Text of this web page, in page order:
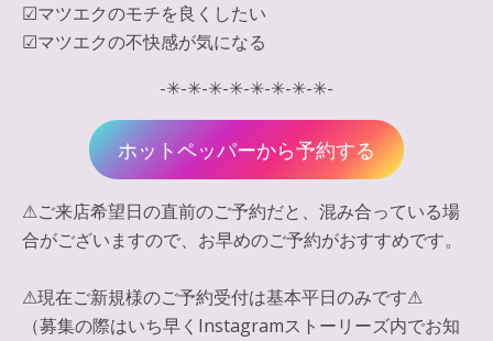
☑︎マツエクのモチを良くしたい
☑︎マツエクの不快感が気になる
-✳︎-✳︎-✳︎-✳︎-✳︎-✳︎-✳︎-✳︎-
ホットペッパーから予約する
⚠︎ご来店希望日の直前のご予約だと、混み合っている場
合がございますので、お早めのご予約がおすすめです。
⚠︎現在ご新規様のご予約受付は基本平日のみです⚠︎
（募集の際はいち早くInstagramストーリーズ内でお知